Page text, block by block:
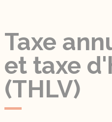
Taxe
et taxe
(THLV)